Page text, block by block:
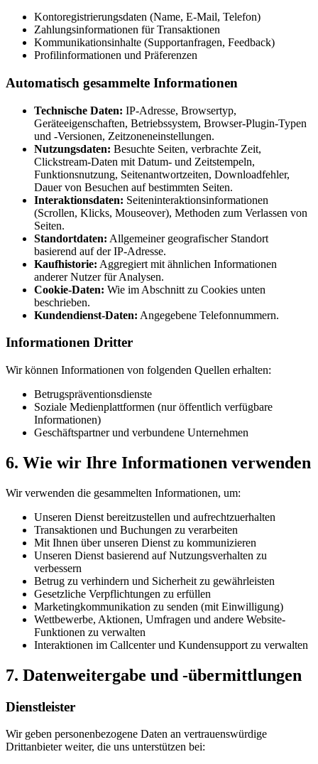
Kontoregistrierungsdaten (Name, E-Mail, Telefon)
Zahlungsinformationen für Transaktionen
Kommunikationsinhalte (Supportanfragen, Feedback)
Profilinformationen und Präferenzen
Automatisch gesammelte Informationen
Technische Daten: IP-Adresse, Browsertyp,
Geräteeigenschaften, Betriebssystem, Browser-Plugin-Typen
und -Versionen, Zeitzoneneinstellungen.
Nutzungsdaten: Besuchte Seiten, verbrachte Zeit,
Clickstream-Daten mit Datum- und Zeitstempeln,
Funktionsnutzung, Seitenantwortzeiten, Downloadfehler,
Dauer von Besuchen auf bestimmten Seiten.
Interaktionsdaten: Seiteninteraktionsinformationen
(Scrollen, Klicks, Mouseover), Methoden zum Verlassen von
Seiten.
Standortdaten: Allgemeiner geografischer Standort
basierend auf der IP-Adresse.
Kaufhistorie: Aggregiert mit ähnlichen Informationen
anderer Nutzer für Analysen.
Cookie-Daten: Wie im Abschnitt zu Cookies unten
beschrieben.
Kundendienst-Daten: Angegebene Telefonnummern.
Informationen Dritter
Wir können Informationen von folgenden Quellen erhalten:
Betrugspräventionsdienste
Soziale Medienplattformen (nur öffentlich verfügbare
Informationen)
Geschäftspartner und verbundene Unternehmen
6. Wie wir Ihre Informationen verwenden
Wir verwenden die gesammelten Informationen, um:
Unseren Dienst bereitzustellen und aufrechtzuerhalten
Transaktionen und Buchungen zu verarbeiten
Mit Ihnen über unseren Dienst zu kommunizieren
Unseren Dienst basierend auf Nutzungsverhalten zu
verbessern
Betrug zu verhindern und Sicherheit zu gewährleisten
Gesetzliche Verpflichtungen zu erfüllen
Marketingkommunikation zu senden (mit Einwilligung)
Wettbewerbe, Aktionen, Umfragen und andere Website-
Funktionen zu verwalten
Interaktionen im Callcenter und Kundensupport zu verwalten
7. Datenweitergabe und -übermittlungen
Dienstleister
Wir geben personenbezogene Daten an vertrauenswürdige
Drittanbieter weiter, die uns unterstützen bei: